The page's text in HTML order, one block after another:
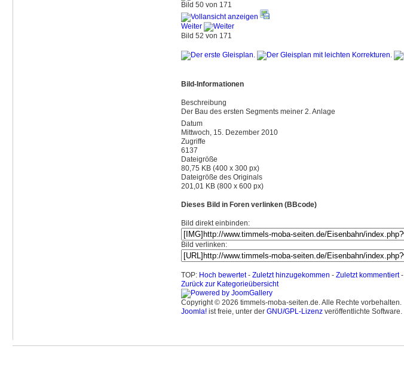
Bild 50 von 171
Weiter
Bild 52 von 171
Bild-Informationen
Beschreibung
Der Bau des ersten Segments meiner 2. Anlage
Datum
Mittwoch, 15. Dezember 2010
Zugriffe
6137
Dateigröße
80,75 KB (400 x 300 px)
Dateigröße des Originals
201,01 KB (800 x 600 px)
Dieses Bild in Foren verlinken (BBcode)
Bild direkt einbinden:
Bild verlinken:
TOP: Hoch bewertet- Zuletzt hinzugekommen - Zuletzt kommentiert-
Zurück zur Kategorieübersicht
Copyright © 2026 timmels-moba-seiten.de. Alle Rechte vorbehalten.
Joomla!ist freie, unter der GNU/GPL-Lizenzveröffentlichte Software.